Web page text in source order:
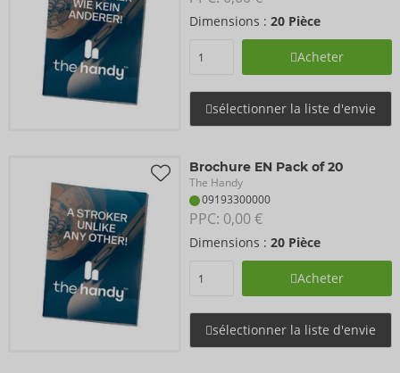
Dimensions : 20 Pièce
Acheter
sélectionner la liste d'envie
Brochure EN Pack of 20
The Handy
09193300000
PPC: 0,00 €
Dimensions : 20 Pièce
Acheter
sélectionner la liste d'envie